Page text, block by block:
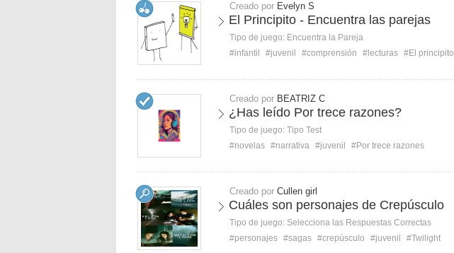
Creado por Evelyn S
El Principito - Encuentra las parejas
Tipo de juego: Encuentra la Pareja
#infantil
#juvenil #comprensión #lecturas #El principito
Creado por BEATRIZ C
¿Has leído Por trece razones?
Tipo de juego: Tipo Test
#novelas #narrativa #juvenil #Por trece razones
Creado por Cullen girl
Cuáles son personajes de Crepúsculo
Tipo de juego: Selecciona las Respuestas Correctas
#personajes #sagas #crepúsculo #juvenil #Twilight